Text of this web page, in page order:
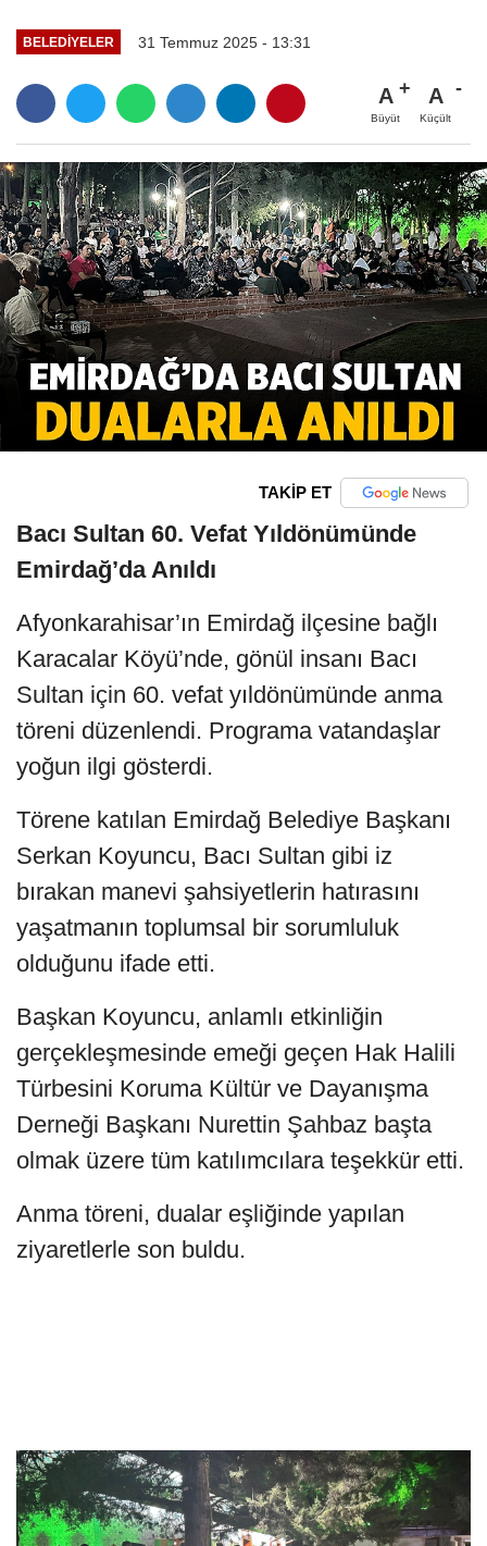
BELEDIYELER 31 Temmuz 2025 - 13:31
A
Büyüt
A
Küçült
TAKİP ET
Bacı Sultan 60. Vefat Yıldönümünde
Emirdağ’da Anıldı
Afyonkarahisar’ın Emirdağ ilçesine bağlı
Karacalar Köyü’nde, gönül insanı Bacı
Sultan için 60. vefat yıldönümünde anma
töreni düzenlendi. Programa vatandaşlar
yoğun ilgi gösterdi.
Törene katılan Emirdağ Belediye Başkanı
Serkan Koyuncu, Bacı Sultan gibi iz
bırakan manevi şahsiyetlerin hatırasını
yaşatmanın toplumsal bir sorumluluk
olduğunu ifade etti.
Başkan Koyuncu, anlamlı etkinliğin
gerçekleşmesinde emeği geçen Hak Halili
Türbesini Koruma Kültür ve Dayanışma
Derneği Başkanı Nurettin Şahbaz başta
olmak üzere tüm katılımcılara teşekkür etti.
Anma töreni, dualar eşliğinde yapılan
ziyaretlerle son buldu.